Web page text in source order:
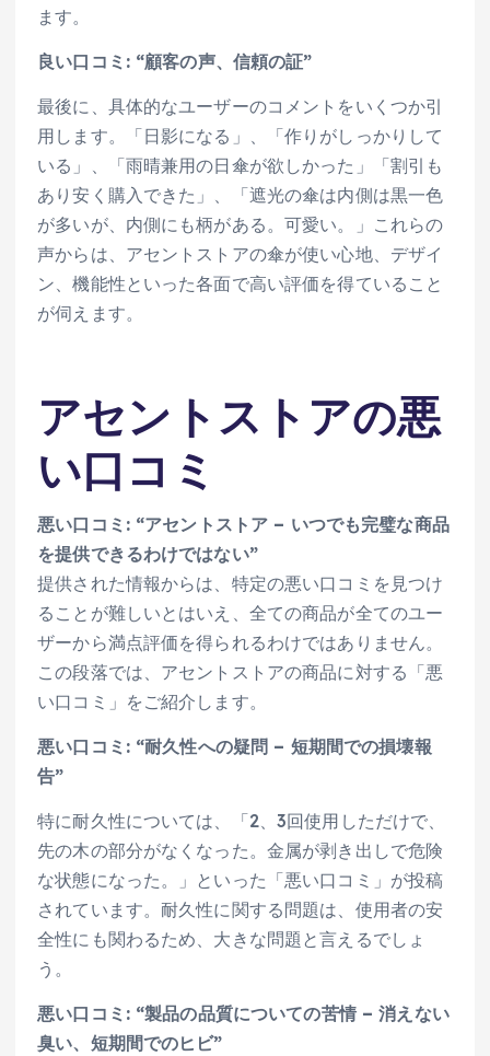
ます。
良い口コミ: “顧客の声、信頼の証”
最後に、具体的なユーザーのコメントをいくつか引
用します。「日影になる」、「作りがしっかりして
いる」、「雨晴兼用の日傘が欲しかった」「割引も
あり安く購入できた」、「遮光の傘は内側は黒一色
が多いが、内側にも柄がある。可愛い。」これらの
声からは、アセントストアの傘が使い心地、デザイ
ン、機能性といった各面で高い評価を得ていること
が伺えます。
アセントストアの悪
い口コミ
悪い口コミ: “アセントストア – いつでも完璧な商品
を提供できるわけではない”
提供された情報からは、特定の悪い口コミを見つけ
ることが難しいとはいえ、全ての商品が全てのユー
ザーから満点評価を得られるわけではありません。
この段落では、アセントストアの商品に対する「悪
い口コミ」をご紹介します。
悪い口コミ: “耐久性への疑問 – 短期間での損壊報
告”
特に耐久性については、「2、3回使用しただけで、
先の木の部分がなくなった。金属が剥き出しで危険
な状態になった。」といった「悪い口コミ」が投稿
されています。耐久性に関する問題は、使用者の安
全性にも関わるため、大きな問題と言えるでしょ
う。
悪い口コミ: “製品の品質についての苦情 – 消えない
臭い、短期間でのヒビ”